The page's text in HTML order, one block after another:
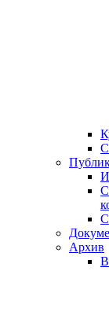
Архив